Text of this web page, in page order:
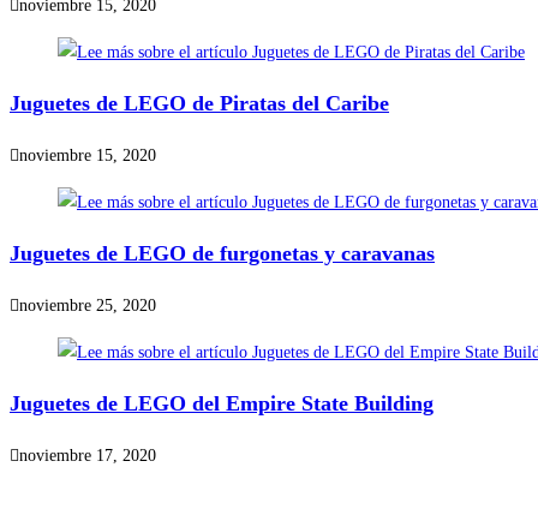
noviembre 15, 2020
Juguetes de LEGO de Piratas del Caribe
noviembre 15, 2020
Juguetes de LEGO de furgonetas y caravanas
noviembre 25, 2020
Juguetes de LEGO del Empire State Building
noviembre 17, 2020